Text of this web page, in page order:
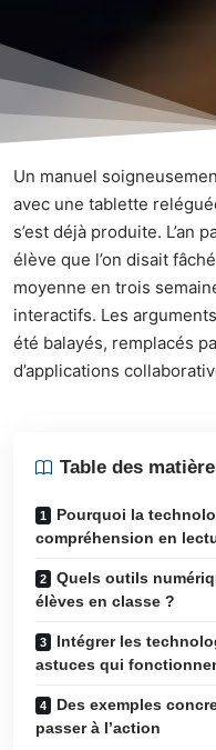
Un manuel
avec une tablette
s’est déjà produite. L’an
élève que l’on disait
moyenne en trois
interactifs. Les
été balayés, remplacés
d’applications
Table des
Pourquoi la
compréhension en
Quels outils
élèves en classe ?
Intégrer les
astuces qui
Des exemples
passer à l’action